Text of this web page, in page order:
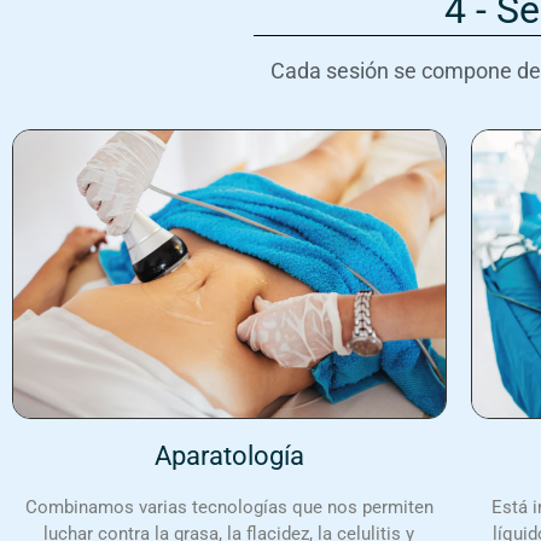
4 -
Cada sesión se compone
Aparatología
Combinamos varias tecnologías que nos permiten
luchar contra la grasa, la flacidez, la celulitis y
Está